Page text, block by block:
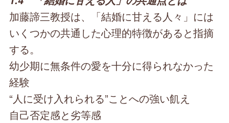
加藤諦三教授は、「結婚に甘える人々」には
いくつかの共通した心理的特徴があると指摘
する。
幼少期に無条件の愛を十分に得られなかった
経験
“人に受け入れられる”ことへの強い飢え
自己否定感と劣等感